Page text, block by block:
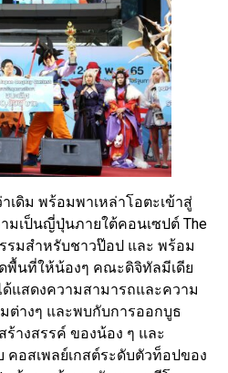
ดิม พร้อมพาเหล่าโอตะเข้าสู่
มเป็นญี่ปุ่นภายใต้คอนเซปต์ The
รมสำหรับชาวป๊อป และ พร้อม
ดพื้นที่ให้น้องๆ คณะดิจิทัลมีเดีย
แสดงความสามารถและความ
ต่างๆ และพบกับการออกบูธ
างสรรค์ ของน้อง ๆ และ
คอสเพลย์เกสต์ระดับตัวท็อปของ